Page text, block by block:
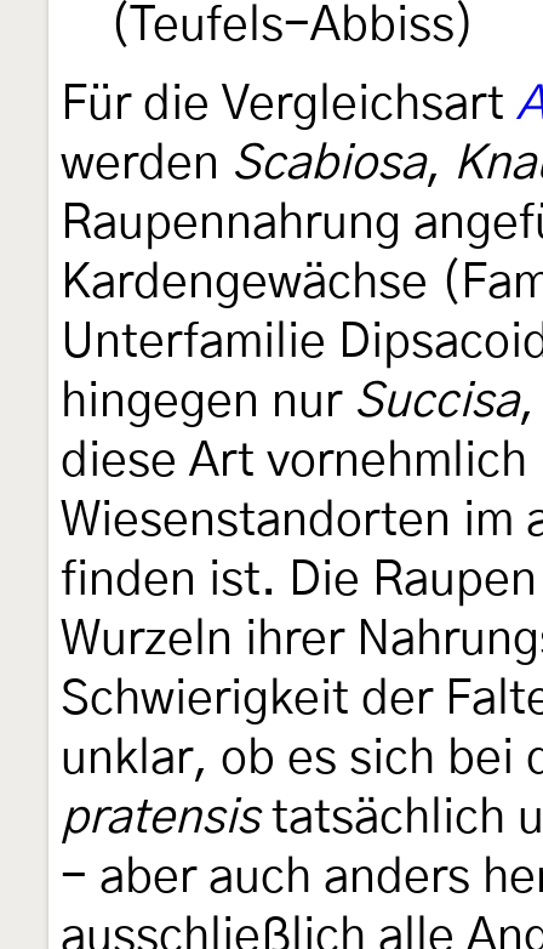
(Teufels-Abbiss)
Für die Vergleichsart
werden Scabiosa,
Raupennahrung
Kardengewächse
Unterfamilie
hingegen nur Succisa,
diese Art
Wiesenstandorten im
finden ist. Die
Wurzeln ihrer
Schwierigkeit der
unklar, ob es sich bei
pratensistatsächlich
- aber auch anders
ausschließlich alle